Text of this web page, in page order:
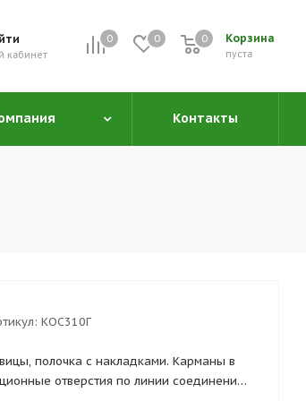
0 0 Корзина
0
пуста
0
кабинет
Контакты
КОС310Г
полочка с накладками. Карманы в
отверстия по линии соединения